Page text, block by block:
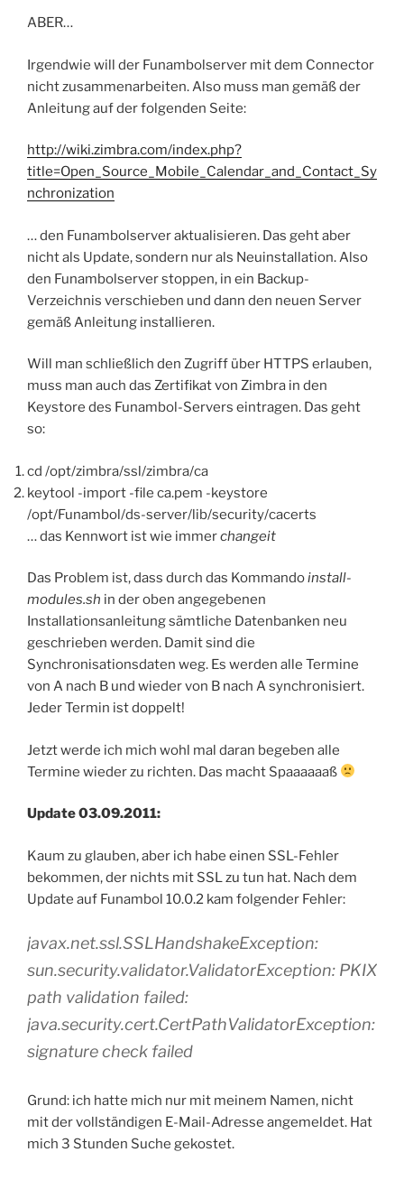
ABER…
Irgendwie will der Funambolserver mit dem Connector
nicht zusammenarbeiten. Also muss man gemäß der
Anleitung auf der folgenden Seite:
http://wiki.zimbra.com/index.php?
title=Open_Source_Mobile_Calendar_and_Contact_Sy
nchronization
… den Funambolserver aktualisieren. Das geht aber
nicht als Update, sondern nur als Neuinstallation. Also
den Funambolserver stoppen, in ein Backup-
Verzeichnis verschieben und dann den neuen Server
gemäß Anleitung installieren.
Will man schließlich den Zugriff über HTTPS erlauben,
muss man auch das Zertifikat von Zimbra in den
Keystore des Funambol-Servers eintragen. Das geht
so:
cd /opt/zimbra/ssl/zimbra/ca
keytool -import -file ca.pem -keystore
/opt/Funambol/ds-server/lib/security/cacerts
… das Kennwort ist wie immerchangeit
Das Problem ist, dass durch das Kommandoinstall-
modules.sh in der oben angegebenen
Installationsanleitung sämtliche Datenbanken neu
geschrieben werden. Damit sind die
Synchronisationsdaten weg. Es werden alle Termine
von A nach B und wieder von B nach A synchronisiert.
Jeder Termin ist doppelt!
Jetzt werde ich mich wohl mal daran begeben alle
Termine wieder zu richten. Das macht Spaaaaaaß
Update 03.09.2011:
Kaum zu glauben, aber ich habe einen SSL-Fehler
bekommen, der nichts mit SSL zu tun hat. Nach dem
Update auf Funambol 10.0.2 kam folgender Fehler:
javax.net.ssl.SSLHandshakeException:
sun.security.validator.ValidatorException: PKIX
path validation failed:
java.security.cert.CertPathValidatorException:
signature check failed
Grund: ich hatte mich nur mit meinem Namen, nicht
mit der vollständigen E-Mail-Adresse angemeldet. Hat
mich 3 Stunden Suche gekostet.